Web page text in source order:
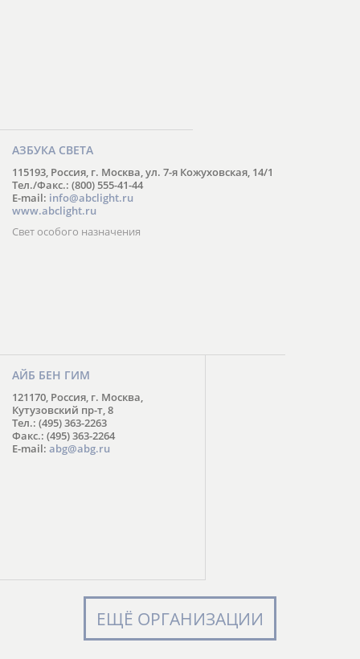
АЗБУКА СВЕТА
115193, Россия, г. Москва, ул. 7-я Кожуховская, 14/1
Тел./Факс.: (800) 555-41-44
E-mail: info@abclight.ru
www.abclight.ru
Свет особого назначения
АЙБ БЕН ГИМ
121170, Россия, г. Москва,
Кутузовский пр-т, 8
Тел.: (495) 363-2263
Факс.: (495) 363-2264
E-mail: abg@abg.ru
ЕЩЁ ОРГАНИЗАЦИИ